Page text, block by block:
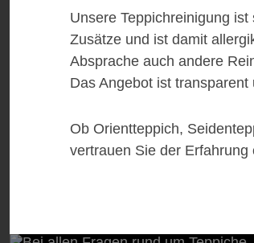
Unsere Teppichreinigung
Zusätze und ist damit
Absprache auch andere
Das Angebot ist
Ob Orientteppich,
vertrauen Sie der